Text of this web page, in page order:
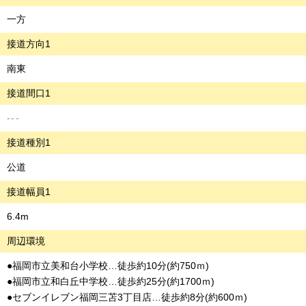
一方
接道方向1
南東
接道間口1
---
接道種別1
公道
接道幅員1
6.4m
周辺環境
●福岡市立美和台小学校…徒歩約10分(約750ｍ)
●福岡市立和白丘中学校…徒歩約25分(約1700ｍ)
●セブンイレブン福岡三苫3丁目店…徒歩約8分(約600ｍ)